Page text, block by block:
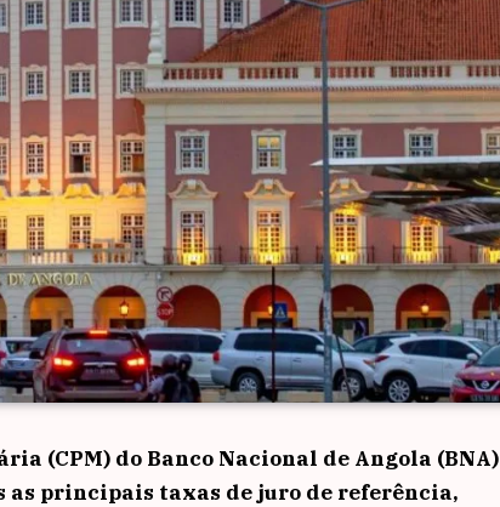
(CPM) do Banco Nacional de Angola (BNA)
principais taxas de juro de referência,